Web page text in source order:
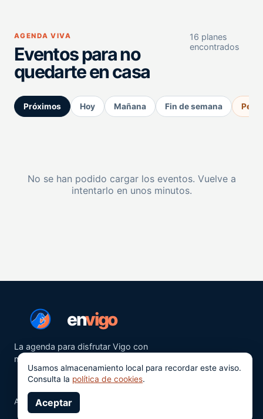
AGENDA VIVA
Eventos para no
quedarte en casa
16 planes
encontrados
Próximos Hoy Mañana Fin de semana
No se han podido cargar los eventos. Vuelve a
intentarlo en unos minutos.
envigo
La agenda para disfrutar Vigo con
más ganas.
Aviso legalPrivacidad
Usamos almacenamiento local para recordar este aviso.
Consulta la política de cookies.
Aceptar